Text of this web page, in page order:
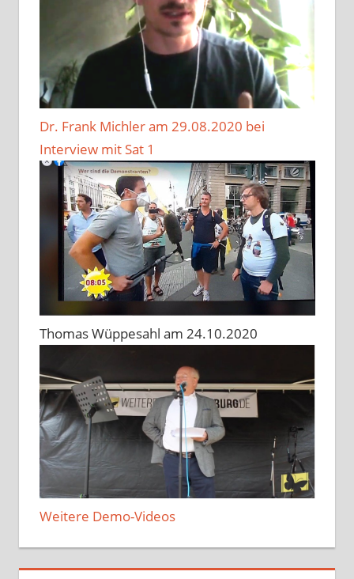
Dr. Frank Michler am 29.08.2020 bei
Interview mit Sat 1
Thomas Wüppesahl am 24.10.2020
Weitere Demo-Videos